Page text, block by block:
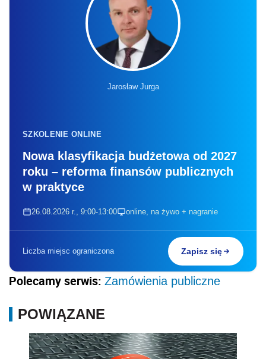
Jarosław Jurga
SZKOLENIE ONLINE
Nowa klasyfikacja budżetowa od 2027
roku – reforma finansów publicznych
w praktyce
26.08.2026 r., 9:00-13:00 online, na żywo + nagranie
Liczba miejsc ograniczona Zapisz się
Polecamy serwis: Zamówienia publiczne
POWIĄZANE